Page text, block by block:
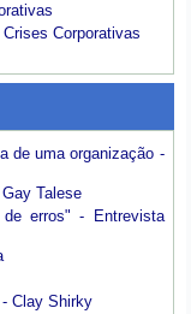
Corporativas
de uma organização -
Talese
erros" - Entrevista
Clay Shirky